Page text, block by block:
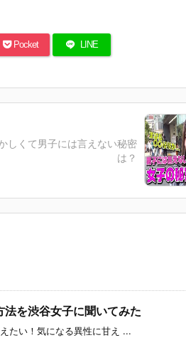
Pocket LINE
しくて男子には言えない秘密
は？
を渋谷女子に聞いてみた
たい！気になる異性に甘え ...